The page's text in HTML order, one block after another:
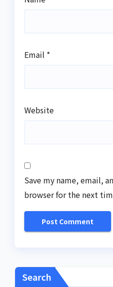
Email *
Website
Save my name, email,
browser for the next
Search